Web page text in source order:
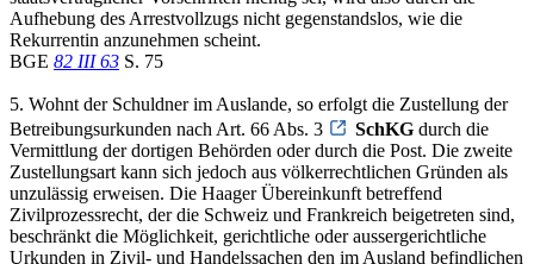
Aufhebung des Arrestvollzugs nicht gegenstandslos, wie die
Rekurrentin anzunehmen scheint.
BGE 82 III 63 S. 75
5. Wohnt der Schuldner im Auslande, so erfolgt die Zustellung der
Betreibungsurkunden nach Art. 66 Abs. 3
SchKG durch die
Vermittlung der dortigen Behörden oder durch die Post. Die zweite
Zustellungsart kann sich jedoch aus völkerrechtlichen Gründen als
unzulässig erweisen. Die Haager Übereinkunft betreffend
Zivilprozessrecht, der die Schweiz und Frankreich beigetreten sind,
beschränkt die Möglichkeit, gerichtliche oder aussergerichtliche
Urkunden in Zivil- und Handelssachen den im Ausland befindlichen